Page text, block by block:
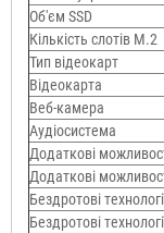
Об'єм SSD
Кількість слотів M.2
Тип відеокарт
Відеокарта
Веб-камера
Аудіосистема
Додаткові
Додаткові
Бездротові
Бездротові